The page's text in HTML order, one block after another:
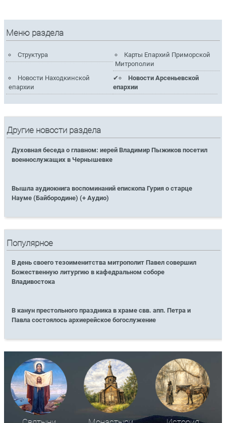
Меню раздела
Структура
Карты Епархий Приморской
Митрополии
Новости Находкинской
епархии
Новости Арсеньевской
епархии
Другие новости раздела
Духовная беседа о главном: иерей Владимир Пыжиков посетил
военнослужащих в Чернышевке
Вышла аудиокнига воспоминаний епископа Гурия о старце
Науме (Байбородине) (+ Аудио)
Популярное
В день своего тезоименитства митрополит Павел совершил
Божественную литургию в кафедральном соборе
Владивостока
В канун престольного праздника в храме свв. апп. Петра и
Павла состоялось архиерейское богослужение